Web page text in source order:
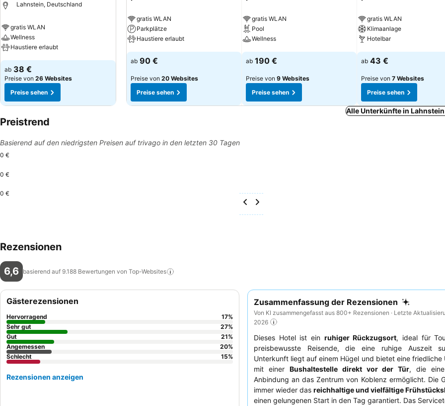
Lahnstein, Deutschland
gratis WLAN
Wellness
Haustiere erlaubt
Preise sehen
ab 38 €
Preise von 26 Websites
Preise sehen
gratis WLAN
Parkplätze
Haustiere erlaubt
Preise sehen
ab 90 €
Preise von 20 Websites
Preise sehen
gratis WLAN
Pool
Wellness
Preise sehen
ab 190 €
Preise von 9 Websites
Preise sehen
gratis WLAN
Klimaanlage
Hotelbar
Preise sehen
ab 43 €
Preise von 7 Websites
Preise sehen
Alle Unterkünfte in
Preistrend
Basierend auf den niedrigsten Preisen auf trivago in den letzten 30 Tagen
0 €
0 €
0 €
Rezensionen
6,6 basierend auf 9.188 Bewertungen von Top-Websites
Zusammenfassung der Rezensionen
Von KI zusammengefasst aus 800+ Rezensionen · Letzte
2026
Dieses Hotel ist ein ruhiger Rückzugsort, ideal für
preisbewusste Reisende, die eine ruhige Auszeit
Unterkunft liegt auf einem Hügel und bietet eine friedliche
mit einer Bushaltestelle direkt vor der Tür, die
Anbindung an das Zentrum von Koblenz ermöglicht. Die
immer wieder das reichhaltige und vielfältige
einen gelungenen Start in den Tag garantiert. Das
Gästerezensionen
Hervorragend 17%
Sehr gut
27%
Gut
21%
Angemessen
20%
Schlecht
15%
Rezensionen anzeigen